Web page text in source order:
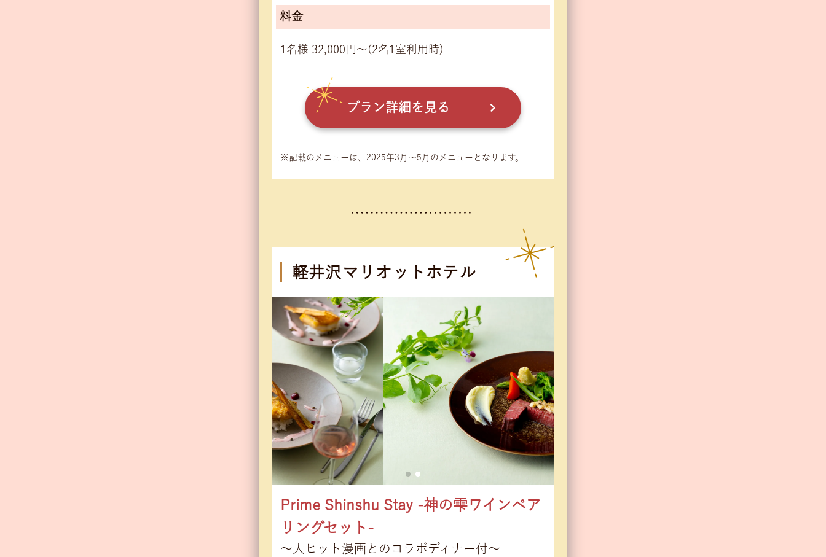
料金
1名様 32,000円～(2名1室利用時)
プラン詳細を見る
※記載のメニューは、2025年3月～5月のメニューとなります。
軽井沢マリオットホテル
Prime Shinshu Stay -神の雫ワインペア
リングセット-
大ヒット漫画とのコラボディナー付